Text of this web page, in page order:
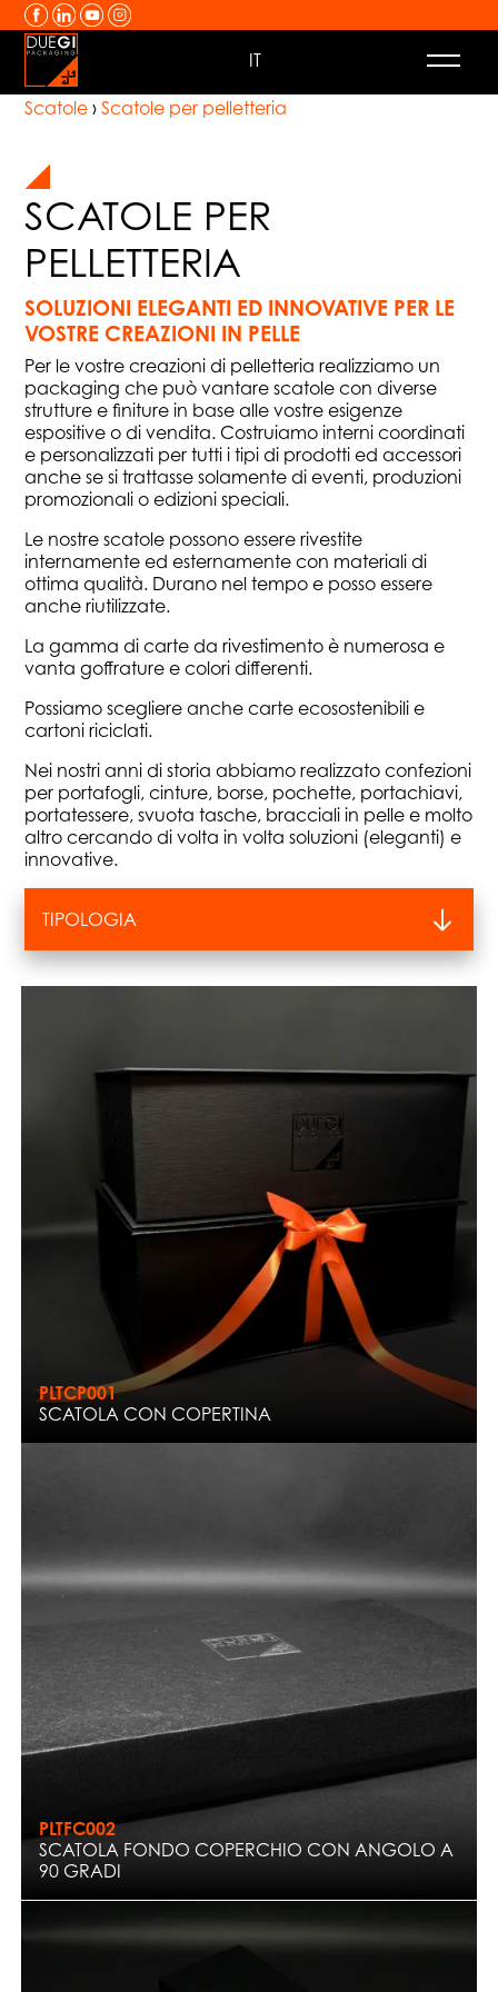
Vai al contenuto
IT
Scatole ›Scatole per pelletteria
SCATOLE PER
PELLETTERIA
SOLUZIONI ELEGANTI ED INNOVATIVE PER LE
VOSTRE CREAZIONI IN PELLE
Per le vostre creazioni di pelletteria realizziamo un
packaging che può vantare scatole con diverse
strutture e finiture in base alle vostre esigenze
espositive o di vendita. Costruiamo interni coordinati
e personalizzati per tutti i tipi di prodotti ed accessori
anche se si trattasse solamente di eventi, produzioni
promozionali o edizioni speciali.
Le nostre scatole possono essere rivestite
internamente ed esternamente con materiali di
ottima qualità. Durano nel tempo e posso essere
anche riutilizzate.
La gamma di carte da rivestimento è numerosa e
vanta goffrature e colori differenti.
Possiamo scegliere anche carte ecosostenibili e
cartoni riciclati.
Nei nostri anni di storia abbiamo realizzato confezioni
per portafogli, cinture, borse, pochette, portachiavi,
portatessere, svuota tasche, bracciali in pelle e molto
altro cercando di volta in volta soluzioni (eleganti) e
innovative.
TIPOLOGIA
PLTCP001
SCATOLA CON COPERTINA
PLTFC002
SCATOLA FONDO COPERCHIO CON ANGOLO A
90 GRADI